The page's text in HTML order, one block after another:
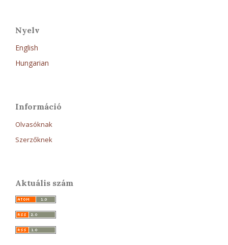
Nyelv
English
Hungarian
Információ
Olvasóknak
Szerzőknek
Aktuális szám